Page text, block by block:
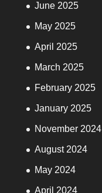
June 2025
May 2025
April 2025
March 2025
February 2025
January 2025
November 2024
August 2024
May 2024
April 2024